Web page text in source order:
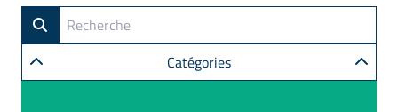
Catégories